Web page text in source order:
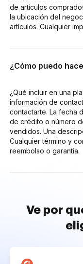
de artículos
la ubicación del
artículos. Cualquier
¿Cómo puedo
¿Qué incluir en una
información de
contactarte. La fecha
de crédito o número
vendidos. Una
Cualquier término y
reembolso o garantía.
Ve por